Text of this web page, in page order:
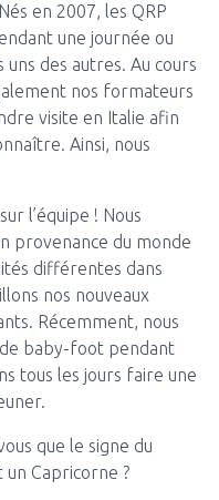
en 2007, les QRP
une journée ou
des autres. Au cours
nos formateurs
visite en Italie afin
Ainsi, nous
l’équipe ! Nous
provenance du monde
différentes dans
nos nouveaux
Récemment, nous
baby-foot pendant
tous les jours faire une
que le signe du
un Capricorne ?